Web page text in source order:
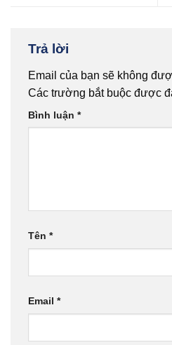
Trả lời
Email của bạn sẽ không
Các trường bắt buộc được
Bình luận *
Tên *
Email *